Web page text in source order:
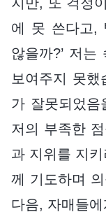
에 못 쓴다고,
않을까?’ 저
보여주지 못
가 잘못되었음
저의 부족한
과 지위를 지
께 기도하며
다음, 자매들